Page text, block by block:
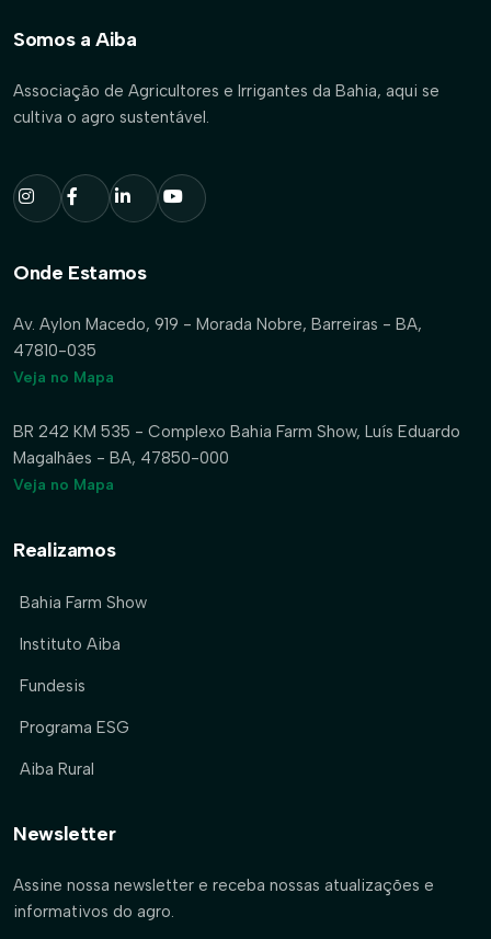
Somos a Aiba
Associação de Agricultores e Irrigantes da Bahia, aqui se
cultiva o agro sustentável.
Onde Estamos
Av. Aylon Macedo, 919 - Morada Nobre, Barreiras - BA,
47810-035
Veja no Mapa
BR 242 KM 535 - Complexo Bahia Farm Show, Luís Eduardo
Magalhães - BA, 47850-000
Veja no Mapa
Realizamos
Bahia Farm Show
Instituto Aiba
Fundesis
Programa ESG
Aiba Rural
Newsletter
Assine nossa newsletter e receba nossas atualizações e
informativos do agro.